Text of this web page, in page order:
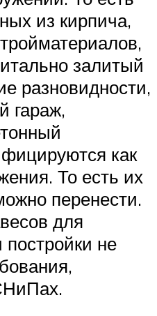
из кирпича,
залитый
разновидности,
гараж,
как
То есть их
перенести.
для
не